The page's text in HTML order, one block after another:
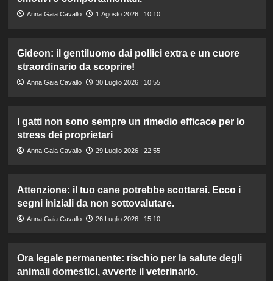
Anna Gaia Cavallo 1 Agosto 2026 : 10:10
Gideon: il gentiluomo dai pollici extra e un cuore
straordinario da scoprire!
Anna Gaia Cavallo 30 Luglio 2026 : 10:55
I gatti non sono sempre un rimedio efficace per lo
stress dei proprietari
Anna Gaia Cavallo 29 Luglio 2026 : 22:55
Attenzione: il tuo cane potrebbe scottarsi. Ecco i
segni iniziali da non sottovalutare.
Anna Gaia Cavallo 26 Luglio 2026 : 15:10
Ora legale permanente: rischio per la salute degli
animali domestici, avverte il veterinario.